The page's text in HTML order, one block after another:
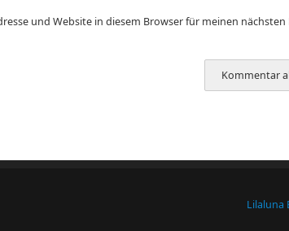
und Website in diesem Browser für meinen
Lilaluna